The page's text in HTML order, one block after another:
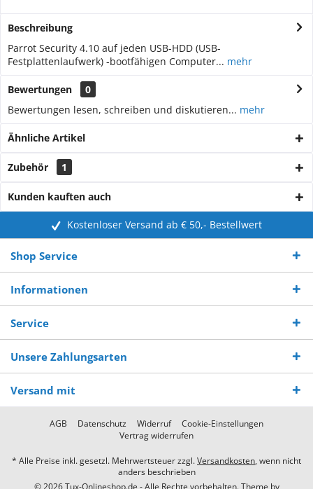
Beschreibung
Parrot Security 4.10 auf jeden USB-HDD (USB-
Festplattenlaufwerk) -bootfähigen Computer... mehr
Bewertungen
0
Bewertungen lesen, schreiben und diskutieren... mehr
Ähnliche Artikel
Zubehör 1
Kunden kauften auch
Kostenloser Versand ab € 50,- Bestellwert
Shop Service
Informationen
Service
Unsere Zahlungsarten
Versand mit
AGB Datenschutz Widerruf
Cookie-Einstellungen
Vertrag widerrufen
* Alle Preise inkl. gesetzl. Mehrwertsteuer zzgl.Versandkosten, wenn nicht
anders beschrieben
© 2026 Tux-Onlineshop.de - Alle Rechte vorbehalten. Theme by